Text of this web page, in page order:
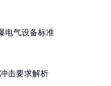
电气设备标准
击要求解析